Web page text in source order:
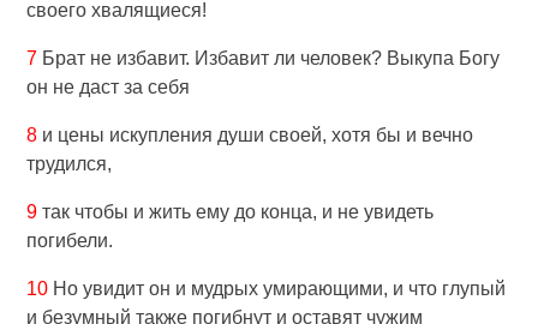
своего хвалящиеся!
7 Брат не избавит. Избавит ли человек? Выкупа Богу
он не даст за себя
8 и цены искупления души своей, хотя бы и вечно
трудился,
9 так чтобы и жить ему до конца, и не увидеть
погибели.
10 Но увидит он и мудрых умирающими, и что глупый
и безумный также погибнут и оставят чужим